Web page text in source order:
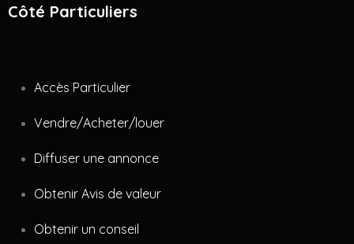
Côté Particuliers
Accès Particulier
Vendre/Acheter/louer
Diffuser une annonce
Obtenir Avis de valeur
Obtenir un conseil